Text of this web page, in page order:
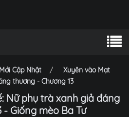
Cập Nhật
Xuyên vào Mạt
thương - Chương 13
Nữ phụ trà xanh giả đáng
- Giống mèo Ba Tư